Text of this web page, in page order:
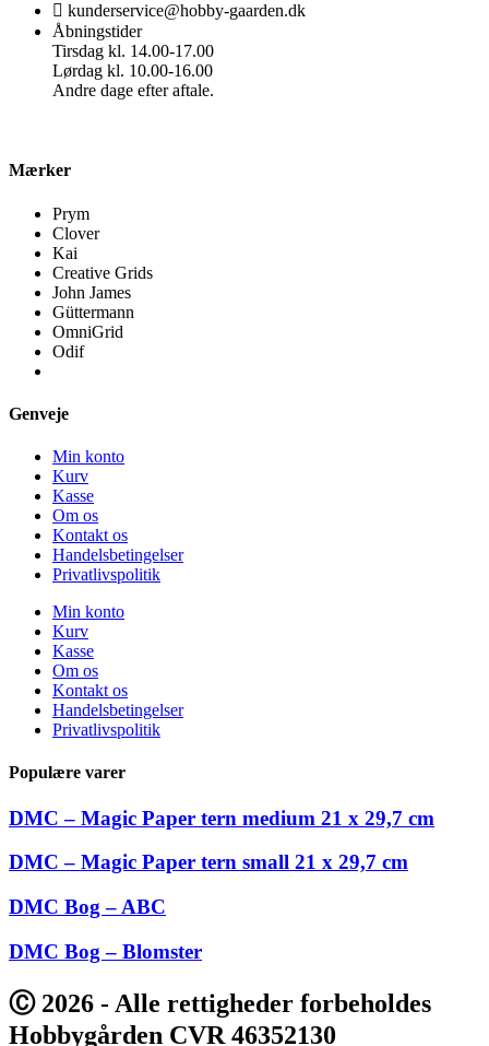
kunderservice@hobby-gaarden.dk
Åbningstider
Tirsdag kl. 14.00-17.00
Lørdag kl. 10.00-16.00
Andre dage efter aftale.
Mærker
Prym
Clover
Kai
Creative Grids
John James
Güttermann
OmniGrid
Odif
Genveje
Min konto
Kurv
Kasse
Om os
Kontakt os
Handelsbetingelser
Privatlivspolitik
Min konto
Kurv
Kasse
Om os
Kontakt os
Handelsbetingelser
Privatlivspolitik
Populære varer
DMC – Magic Paper tern medium 21 x 29,7 cm
DMC – Magic Paper tern small 21 x 29,7 cm
DMC Bog – ABC
DMC Bog – Blomster
Ⓒ 2026 - Alle rettigheder forbeholdes
Hobbygården CVR 46352130